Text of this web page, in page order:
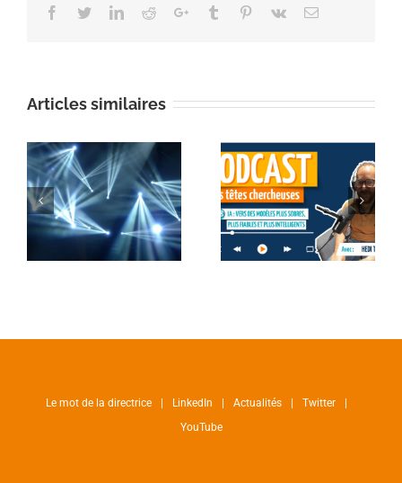
Facebook
TwitterLinkedinRedditGoogle+Tumblr Pinterest
Vk Email
Articles similaires
Le mot de la directrice LinkedIn Actualités
Twitter
YouTube